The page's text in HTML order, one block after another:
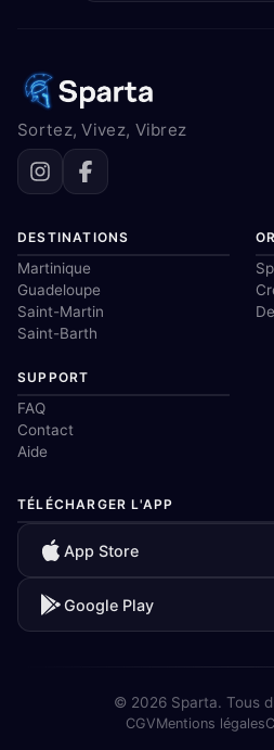
Sortez, Vivez, Vibrez
DESTINATIONS
Martinique
Guadeloupe
Saint-Martin
Saint-Barth
SUPPORT
FAQ
Contact
Aide
TÉLÉCHARGER L'APP
App Store
Google Play
© 2026 Sparta. Tous
CGVMentions légales